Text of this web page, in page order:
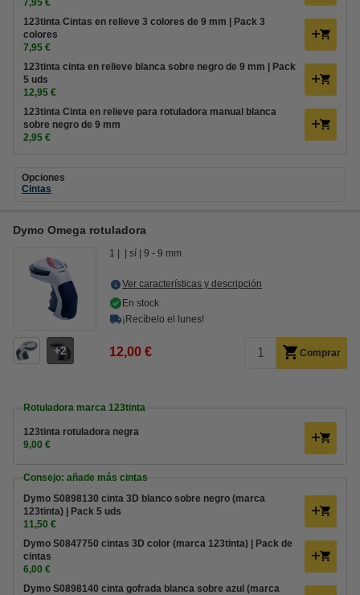
7,95 €
123tinta Cintas en relieve 3 colores de 9 mm | Pack 3
colores
7,95 €
123tinta cinta en relieve blanca sobre negro de 9 mm | Pack
5 uds
12,95 €
123tinta Cinta en relieve para rotuladora manual blanca
sobre negro de 9 mm
2,95 €
Opciones
Cintas
Dymo Omega rotuladora
2
1 sí 9 - 9 mm
Ver características y descripción
En stock
¡Recíbelo el lunes!
12,00 € Comprar
Rotuladora marca 123tinta
123tinta rotuladora negra
9,00 €
Consejo: añade más cintas
Dymo S0898130 cinta 3D blanco sobre negro (marca
123tinta) | Pack 5 uds
11,50 €
Dymo S0847750 cintas 3D color (marca 123tinta) | Pack de
cintas
6,00 €
Dymo S0898140 cinta gofrada blanca sobre azul (marca